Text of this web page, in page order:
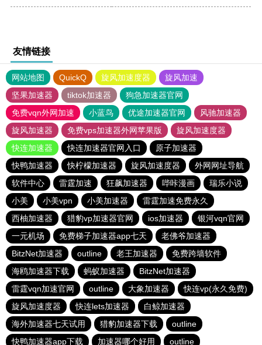
友情链接
网站地图 QuickQ 旋风加速度器
旋风加速
坚果加速器
tiktok加速器
狗急加速器官网
免费vqn外网加速
小蓝鸟 优途加速器官网
风驰加速器
旋风加速器
免费vps加速器外网苹果版
旋风加速度器
快连加速器
快连加速器官网入口
原子加速器
快鸭加速器
快柠檬加速器 旋风加速度器
外网网址导航
软件中心
雷霆加速 狂飙加速器 哔咔漫画
瑞乐小说
小美
小美vpn 小美加速器
雷霆加速免费永久
西柚加速器
猎豹vp加速器官网 ios加速器
银河vqn官网
一元机场
免费梯子加速器app七天
老佛爷加速器
BitzNet加速器
outline 老王加速器
免费跨墙软件
海鸥加速器下载
蚂蚁加速器
BitzNet加速器
雷霆vqn加速官网
outline 大象加速器
快连vp(永久免费)
旋风加速度器
快连lets加速器
白鲸加速器
海外加速器七天试用
猎豹加速器下载
outline
快鸭加速器app下载
加速器哪个好用 outline